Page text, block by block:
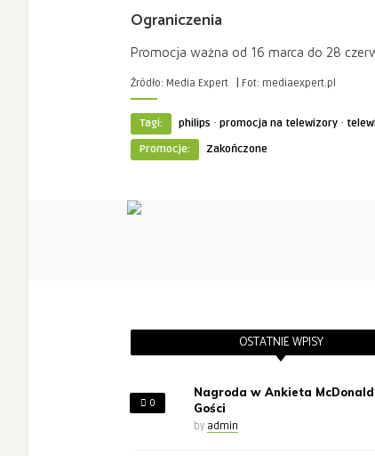
Ograniczenia
Promocja ważna od 16 marca do 28
Źródło: Media Expert | Fot: mediaexpert.pl
Tagi: philips · promocja na telewizory ·
Promocje:
Zakończone
OSTATNIE WPISY
0
Nagroda w Ankieta
Gości
by admin